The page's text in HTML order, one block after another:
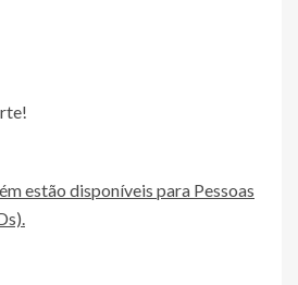
estão disponíveis para Pessoas